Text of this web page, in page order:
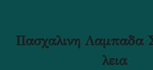
Πασχαλινη Λαμπαδα
λεια